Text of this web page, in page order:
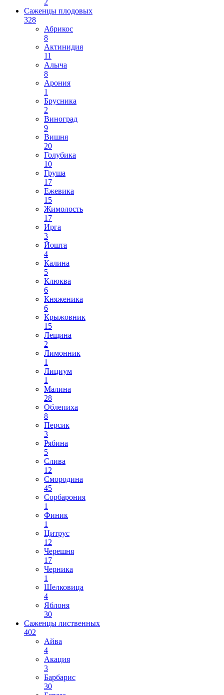
2
Саженцы плодовых
328
Абрикос
8
Актинидия
11
Алыча
8
Арония
1
Брусника
2
Виноград
9
Вишня
20
Голубика
10
Груша
17
Ежевика
15
Жимолость
17
Ирга
3
Йошта
4
Калина
5
Клюква
6
Княженика
6
Крыжовник
15
Лещина
2
Лимонник
1
Лициум
1
Малина
28
Облепиха
8
Персик
3
Рябина
5
Слива
12
Смородина
45
Сорбарония
1
Финик
1
Цитрус
12
Черешня
17
Черника
1
Шелковица
4
Яблоня
30
Саженцы лиственных
402
Айва
4
Акация
3
Барбарис
30